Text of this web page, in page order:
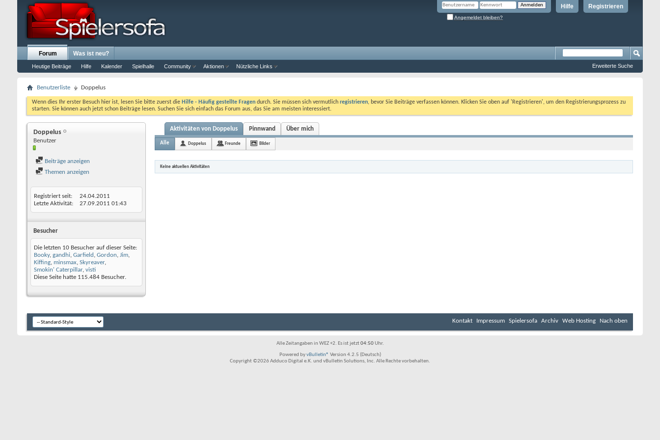
Registrieren
Hilfe
Angemeldet bleiben?
Forum
Heutige Beiträge Hilfe Kalender Spielhalle Community Aktionen Nützliche Links
Was ist neu?
Erweiterte Suche
Benutzerliste Doppelus
Wenn dies Ihr erster Besuch hier ist, lesen Sie bitte zuerst die Hilfe - Häufig gestellte Fragen durch. Sie müssen sich vermutlich registrieren, bevor Sie Beiträge verfassen können. Klicken Sie oben auf 'Registrieren', um den Registrierungsprozess zu
starten. Sie können auch jetzt schon Beiträge lesen. Suchen Sie sich einfach das Forum aus, das Sie am meisten interessiert.
Doppelus
Benutzer
Beiträge anzeigen
Themen anzeigen
Registriert seit
24.04.2011
Letzte Aktivität
27.09.2011 01:43
Besucher
Die letzten 10 Besucher auf dieser Seite:
Booky, gandhi, Garfield , Gordon, Jim,
Kiffing, minsmax, Skyreaver,
Smokin' Caterpillar, visti
Diese Seite hatte 115.484 Besucher.
Aktivitäten von Doppelus Pinnwand Über mich
Alle Doppelus Freunde Bilder
Keine aktuellen Aktivitäten
Kontakt Impressum Spielersofa Archiv Web Hosting Nach oben
Alle Zeitangaben in WEZ +2. Es ist jetzt04:50Uhr.
Powered byvBulletin® Version 4.2.5 (Deutsch)
Copyright ©2026 Adduco Digital e.K. und vBulletin Solutions, Inc. Alle Rechte vorbehalten.